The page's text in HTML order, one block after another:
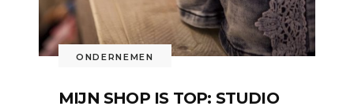
ONDERNEMEN
MIJN SHOP IS TOP: STUDIO